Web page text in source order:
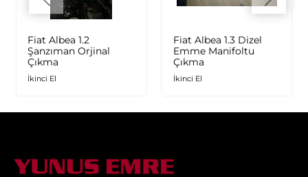
Fiat Albea 1.2
Şanzıman Orjinal
Çıkma
İkinci El
Fiat Albea 1.3 Dizel
Emme Manifoltu
Çıkma
İkinci El